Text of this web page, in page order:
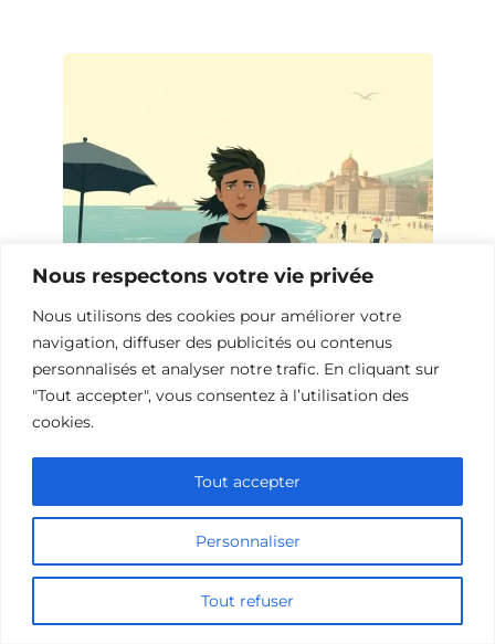
Nous respectons votre vie privée
Nous utilisons des cookies pour améliorer votre
navigation, diffuser des publicités ou contenus
personnalisés et analyser notre trafic. En cliquant sur
"Tout accepter", vous consentez à l’utilisation des
cookies.
Personnaliser
Tout refuser
Tout accepter
Thrillers de voyage: 10 films à ne pas
manquer